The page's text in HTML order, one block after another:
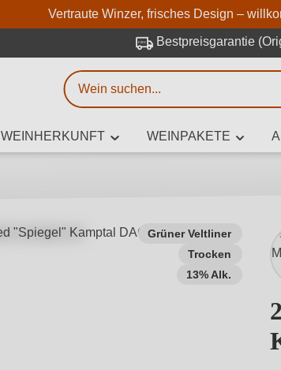
Zur
Zur
Vertraute Winzer, frisches Design –
Bestpreisgarantie
WEINHERKUNFT WEINPAKETE
Grüner Veltliner
Trocken
13% Alk.
Weinsuche
Mindestens 3 Zeichen eingeben
Beschreiben Sie, welchen Wein Sie suchen –
Rebsorte, Region, Winzer